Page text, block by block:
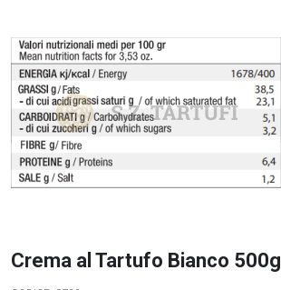
Crema al Tartufo Bianco 500g